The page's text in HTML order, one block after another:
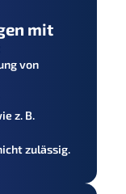
mit
von
z. B.
zulässig.